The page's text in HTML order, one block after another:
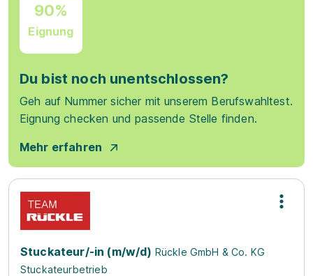
90%
Eignung
Du bist noch unentschlossen?
Geh auf Nummer sicher mit unserem Berufswahltest.
Eignung checken und passende Stelle finden.
Mehr erfahren
Stuckateur/-in (m/w/d) Rückle GmbH & Co. KG
Stuckateurbetrieb